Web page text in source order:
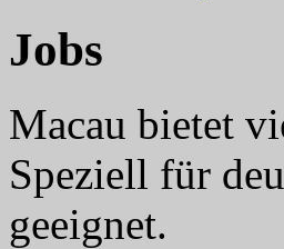
Jobs
Macau bietet
Speziell für
geeignet.